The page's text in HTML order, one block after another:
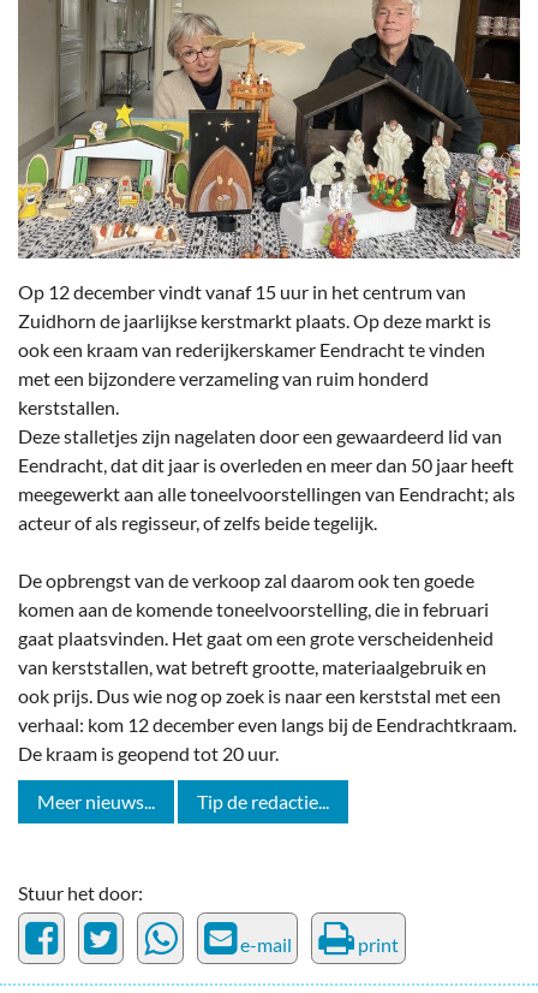
Op 12 december vindt vanaf 15 uur in het centrum van
Zuidhorn de jaarlijkse kerstmarkt plaats. Op deze markt is
ook een kraam van rederijkerskamer Eendracht te vinden
met een bijzondere verzameling van ruim honderd
kerststallen.
Deze stalletjes zijn nagelaten door een gewaardeerd lid van
Eendracht, dat dit jaar is overleden en meer dan 50 jaar heeft
meegewerkt aan alle toneelvoorstellingen van Eendracht; als
acteur of als regisseur, of zelfs beide tegelijk.
De opbrengst van de verkoop zal daarom ook ten goede
komen aan de komende toneelvoorstelling, die in februari
gaat plaatsvinden. Het gaat om een grote verscheidenheid
van kerststallen, wat betreft grootte, materiaalgebruik en
ook prijs. Dus wie nog op zoek is naar een kerststal met een
verhaal: kom 12 december even langs bij de Eendrachtkraam.
De kraam is geopend tot 20 uur.
Meer nieuws... Tip de redactie...
Stuur het door:
e-mail print